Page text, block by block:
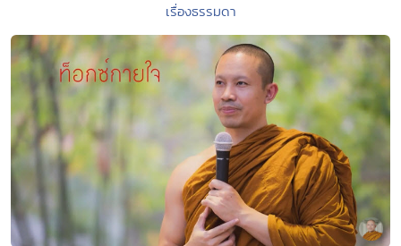
เรื่องธรรมดา